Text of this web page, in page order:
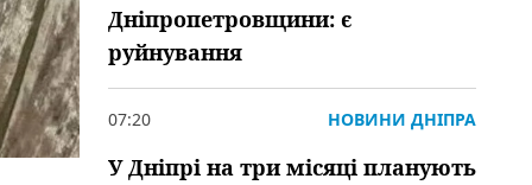
Дніпропетровщини: є
руйнування
07:20 НОВИНИ ДНІПРА
У Дніпрі на три місяці планують